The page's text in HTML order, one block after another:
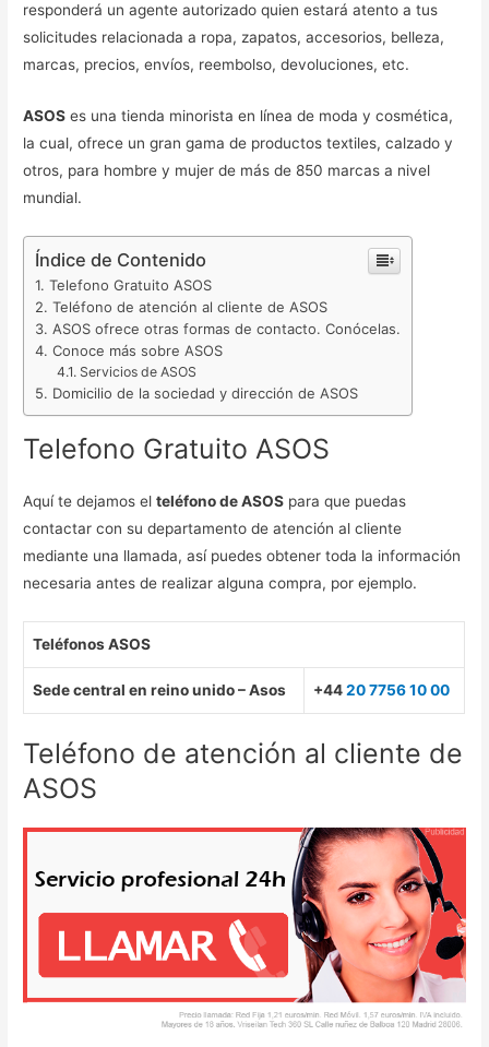
responderá un agente autorizado quien estará atento a tus
solicitudes relacionada a ropa, zapatos, accesorios, belleza,
marcas, precios, envíos, reembolso, devoluciones, etc.
ASOS es una tienda minorista en línea de moda y cosmética,
la cual, ofrece un gran gama de productos textiles, calzado y
otros, para hombre y mujer de más de 850 marcas a nivel
mundial.
Índice de Contenido
Telefono Gratuito ASOS
Teléfono de atención al cliente de ASOS
ASOS ofrece otras formas de contacto. Conócelas.
Conoce más sobre ASOS
Servicios de ASOS
Domicilio de la sociedad y dirección de ASOS
Telefono Gratuito ASOS
Aquí te dejamos elteléfono de ASOS para que puedas
contactar con su departamento de atención al cliente
mediante una llamada, así puedes obtener toda la información
necesaria antes de realizar alguna compra, por ejemplo.
Teléfonos ASOS
Sede central en reino unido – Asos +4420 7756 10 00
Teléfono de atención al cliente de
ASOS